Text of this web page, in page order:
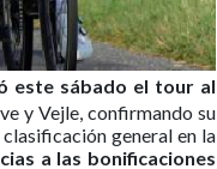
este sábado el tour al
y Vejle, confirmando su
general en la
a las bonificaciones